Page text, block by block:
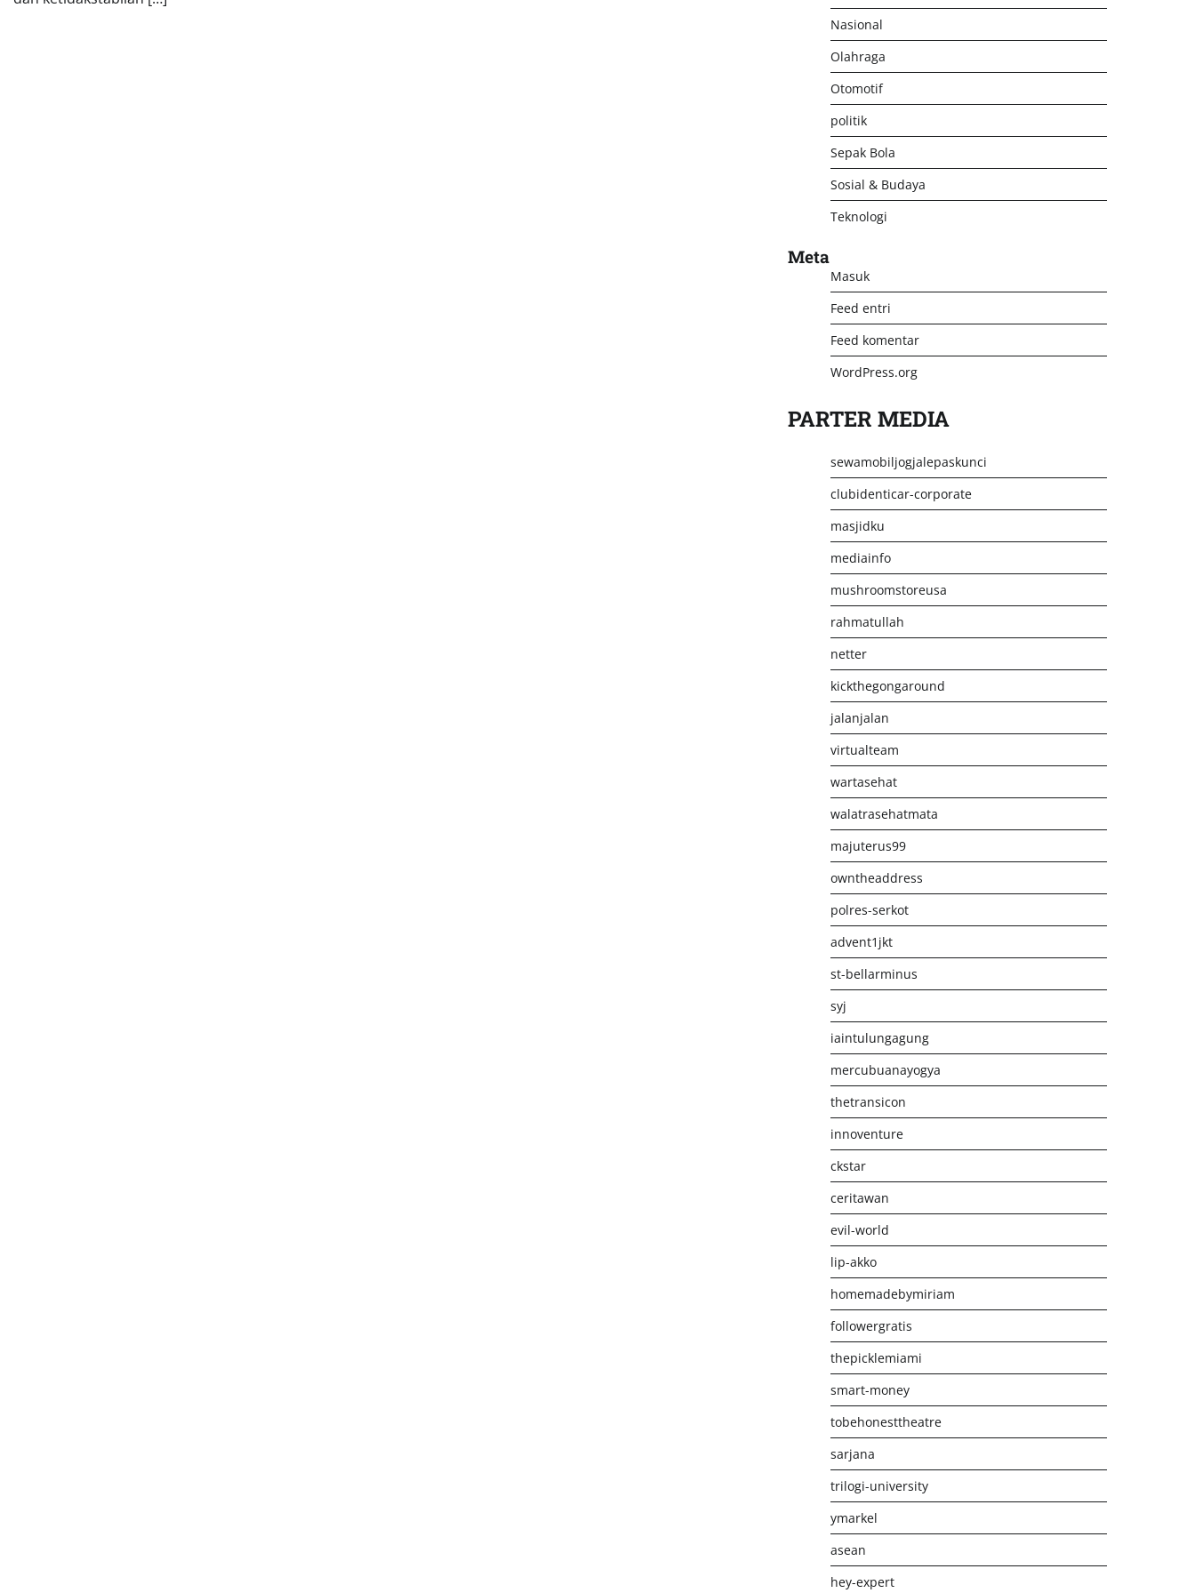
Nasional
Olahraga
Otomotif
politik
Sepak Bola
Sosial & Budaya
Teknologi
Meta
Masuk
Feed entri
Feed komentar
WordPress.org
PARTER MEDIA
sewamobiljogjalepaskunci
clubidenticar-corporate
masjidku
mediainfo
mushroomstoreusa
rahmatullah
netter
kickthegongaround
jalanjalan
virtualteam
wartasehat
walatrasehatmata
majuterus99
owntheaddress
polres-serkot
advent1jkt
st-bellarminus
syj
iaintulungagung
mercubuanayogya
thetransicon
innoventure
ckstar
ceritawan
evil-world
lip-akko
homemadebymiriam
followergratis
thepicklemiami
smart-money
tobehonesttheatre
sarjana
trilogi-university
ymarkel
asean
hey-expert